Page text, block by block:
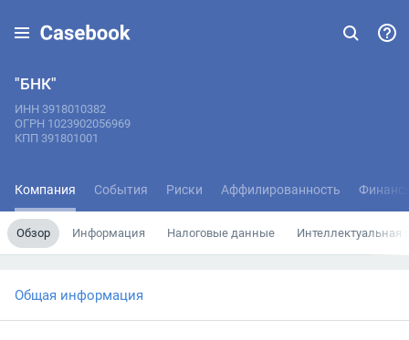
"БНК"
ИНН 3918010382
ОГРН 1023902056969
КПП 391801001
Компания События Риски Аффилированность
Обзор Информация Налоговые данные Интеллектуальная
Общая информация